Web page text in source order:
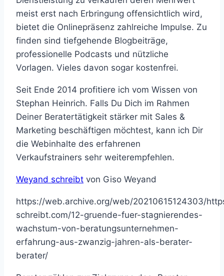
meist erst nach Erbringung offensichtlich wird,
bietet die Onlinepräsenz zahlreiche Impulse. Zu
finden sind tiefgehende Blogbeiträge,
professionelle Podcasts und nützliche
Vorlagen. Vieles davon sogar kostenfrei.
Seit Ende 2014 profitiere ich vom Wissen von
Stephan Heinrich. Falls Du Dich im Rahmen
Deiner Beratertätigkeit stärker mit Sales &
Marketing beschäftigen möchtest, kann ich Dir
die Webinhalte des erfahrenen
Verkaufstrainers sehr weiterempfehlen.
Weyand schreibt von Giso Weyand
https://web.archive.org/web/20210615124303/
schreibt.com/12-gruende-fuer-stagnierendes-
wachstum-von-beratungsunternehmen-
erfahrung-aus-zwanzig-jahren-als-berater-
berater/